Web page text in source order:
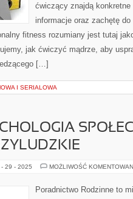
ćwiczący znajdą konkretne
informacje oraz zachętę do
fitness rozumiany jest tutaj
jak ćwiczyć mądrze, aby
[…]
I SERIALOWA
29 - 2025 MOŻLIWOŚĆ
Poradnictwo Rodzinne to